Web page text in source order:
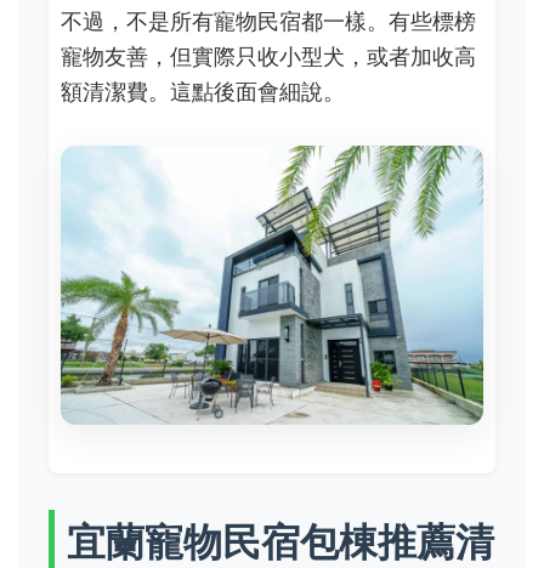
不過，不是所有寵物民宿都一樣。有些標榜
寵物友善，但實際只收小型犬，或者加收高
額清潔費。這點後面會細說。
宜蘭寵物民宿包棟推薦清